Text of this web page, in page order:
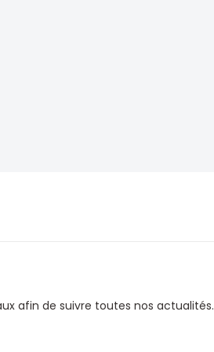
afin de suivre toutes nos actualités.